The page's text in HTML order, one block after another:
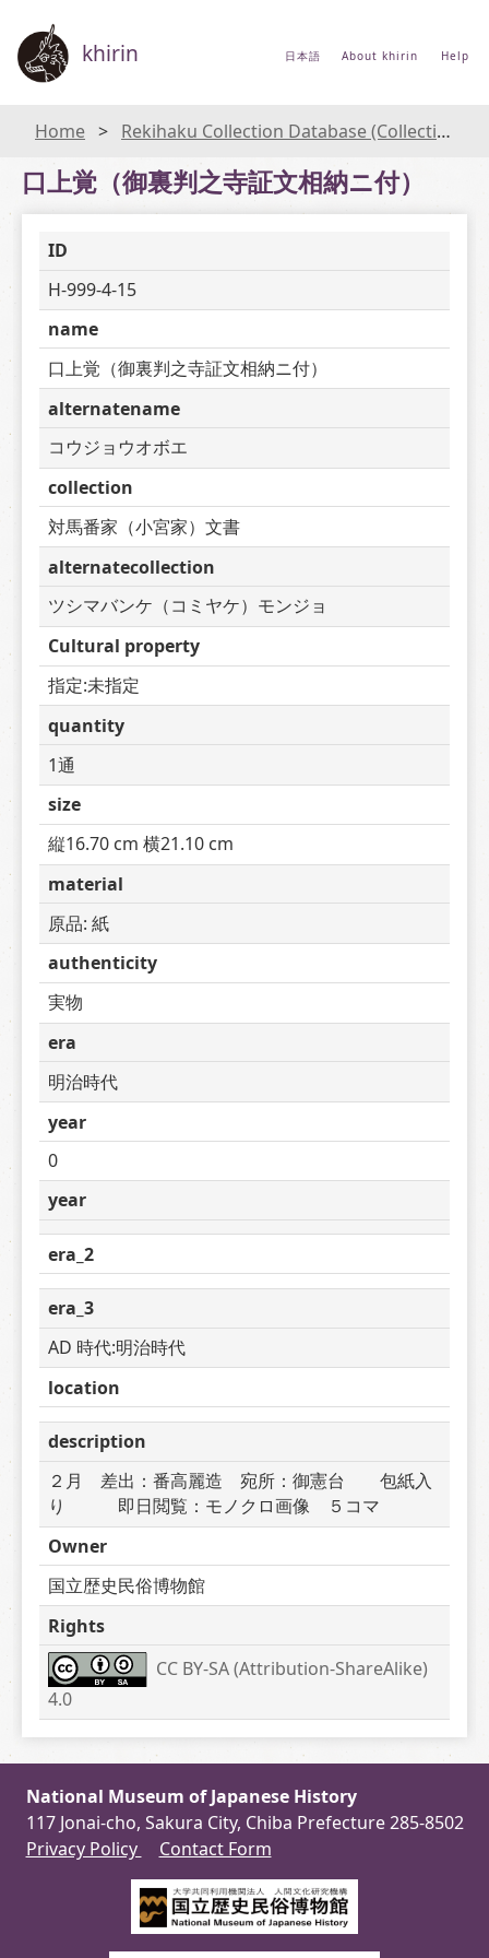
khirin 日本語 About khirin Help
Home Rekihaku Collection Database (Collections Database of the National Museum of Japanese History)
口上覚（御裏判之寺証文相納ニ付）
ID
H-999-4-15
name
口上覚（御裏判之寺証文相納ニ付）
alternatename
コウジョウオボエ
collection
対馬番家（小宮家）文書
alternatecollection
ツシマバンケ（コミヤケ）モンジョ
Cultural property
指定:未指定
quantity
1通
size
縦16.70 cm 横21.10 cm
material
原品: 紙
authenticity
実物
era
明治時代
year
0
year
era_2
era_3
AD 時代:明治時代
location
description
２月　差出：番高麗造　宛所：御憲台　　包紙入
り　　　即日閲覧：モノクロ画像　５コマ
Owner
国立歴史民俗博物館
Rights
CC BY-SA (Attribution-ShareAlike)
4.0
National Museum of Japanese History
117 Jonai-cho, Sakura City, Chiba Prefecture 285-8502
Privacy Policy
Contact Form